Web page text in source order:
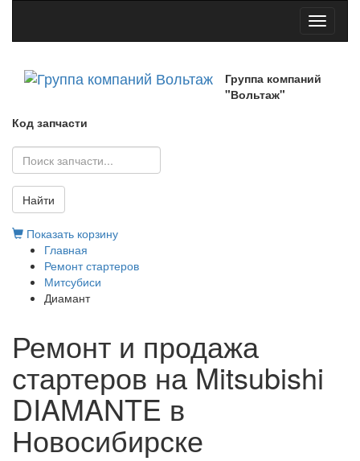
Toggle
Группа компаний
"Вольтаж"
Код запчасти
Найти
Показать корзину
Главная
Ремонт стартеров
Митсубиси
Диамант
Ремонт и продажа
стартеров на Mitsubishi
DIAMANTE в
Новосибирске